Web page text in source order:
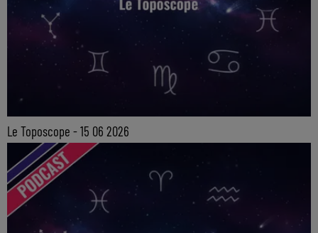
Le Toposcope - 15 06 2026